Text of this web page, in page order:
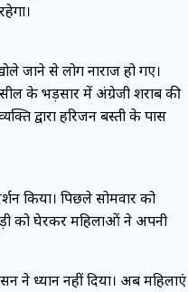
जाने से लोग नाराज हो गए।
के भड़सार में अंग्रेजी शराब की
द्वारा हरिजन बस्ती के पास
किया। पिछले सोमवार को
को घेरकर महिलाओं ने अपनी
ने ध्यान नहीं दिया। अब महिलाएं